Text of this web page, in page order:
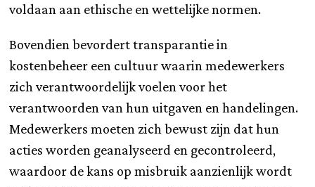
voldaan aan ethische en wettelijke normen.
Bovendien bevordert transparantie in
kostenbeheer een cultuur waarin medewerkers
zich verantwoordelijk voelen voor het
verantwoorden van hun uitgaven en handelingen.
Medewerkers moeten zich bewust zijn dat hun
acties worden geanalyseerd en gecontroleerd,
waardoor de kans op misbruik aanzienlijk wordt